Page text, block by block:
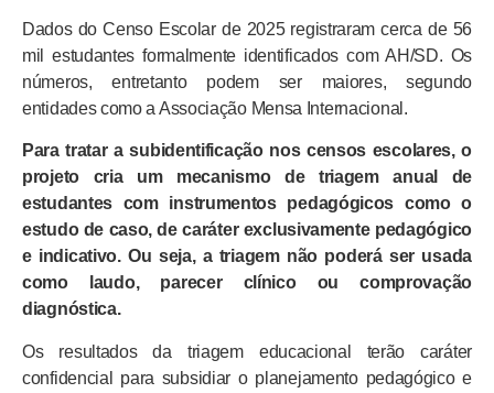
Dados do Censo Escolar de 2025 registraram cerca de 56
mil estudantes formalmente identificados com AH/SD. Os
números, entretanto podem ser maiores, segundo
entidades como a Associação Mensa Internacional.
Para tratar a subidentificação nos censos escolares, o
projeto cria um mecanismo de triagem anual de
estudantes com instrumentos pedagógicos como o
estudo de caso, de caráter exclusivamente pedagógico
e indicativo. Ou seja, a triagem não poderá ser usada
como laudo, parecer clínico ou comprovação
diagnóstica.
Os resultados da triagem educacional terão caráter
confidencial para subsidiar o planejamento pedagógico e